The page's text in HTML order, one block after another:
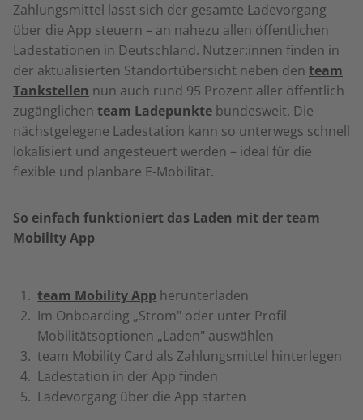
Zahlungsmittel lässt sich der gesamte Ladevorgang
über die App steuern – an nahezu allen öffentlichen
Ladestationen in Deutschland. Nutzer:innen finden in
der aktualisierten Standortübersicht neben den team
Tankstellen nun auch rund 95 Prozent aller öffentlich
zugänglichen team Ladepunkte bundesweit. Die
nächstgelegene Ladestation kann so unterwegs schnell
lokalisiert und angesteuert werden – ideal für die
flexible und planbare E-Mobilität.
So einfach funktioniert das Laden mit der team
Mobility App
team Mobility App herunterladen
Im Onboarding „Strom" oder unter Profil
Mobilitätsoptionen „Laden" auswählen
team Mobility Card als Zahlungsmittel hinterlegen
Ladestation in der App finden
Ladevorgang über die App starten